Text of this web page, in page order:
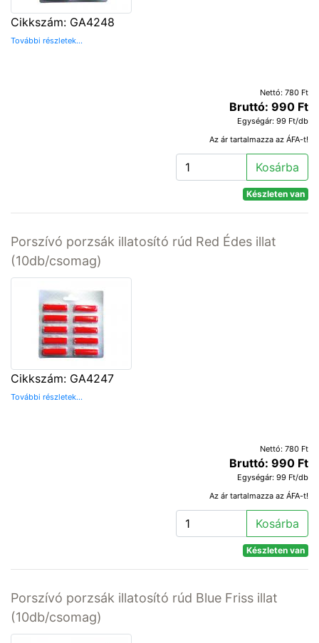
Cikkszám: GA4248
További részletek...
Nettó: 780 Ft
Bruttó: 990 Ft
Egységár: 99 Ft/db
Az ár tartalmazza az ÁFA-t!
Kosárba
Készleten van
Porszívó porzsák illatosító rúd Red Édes illat
(10db/csomag)
Cikkszám: GA4247
További részletek...
Nettó: 780 Ft
Bruttó: 990 Ft
Egységár: 99 Ft/db
Az ár tartalmazza az ÁFA-t!
Kosárba
Készleten van
Porszívó porzsák illatosító rúd Blue Friss illat
(10db/csomag)